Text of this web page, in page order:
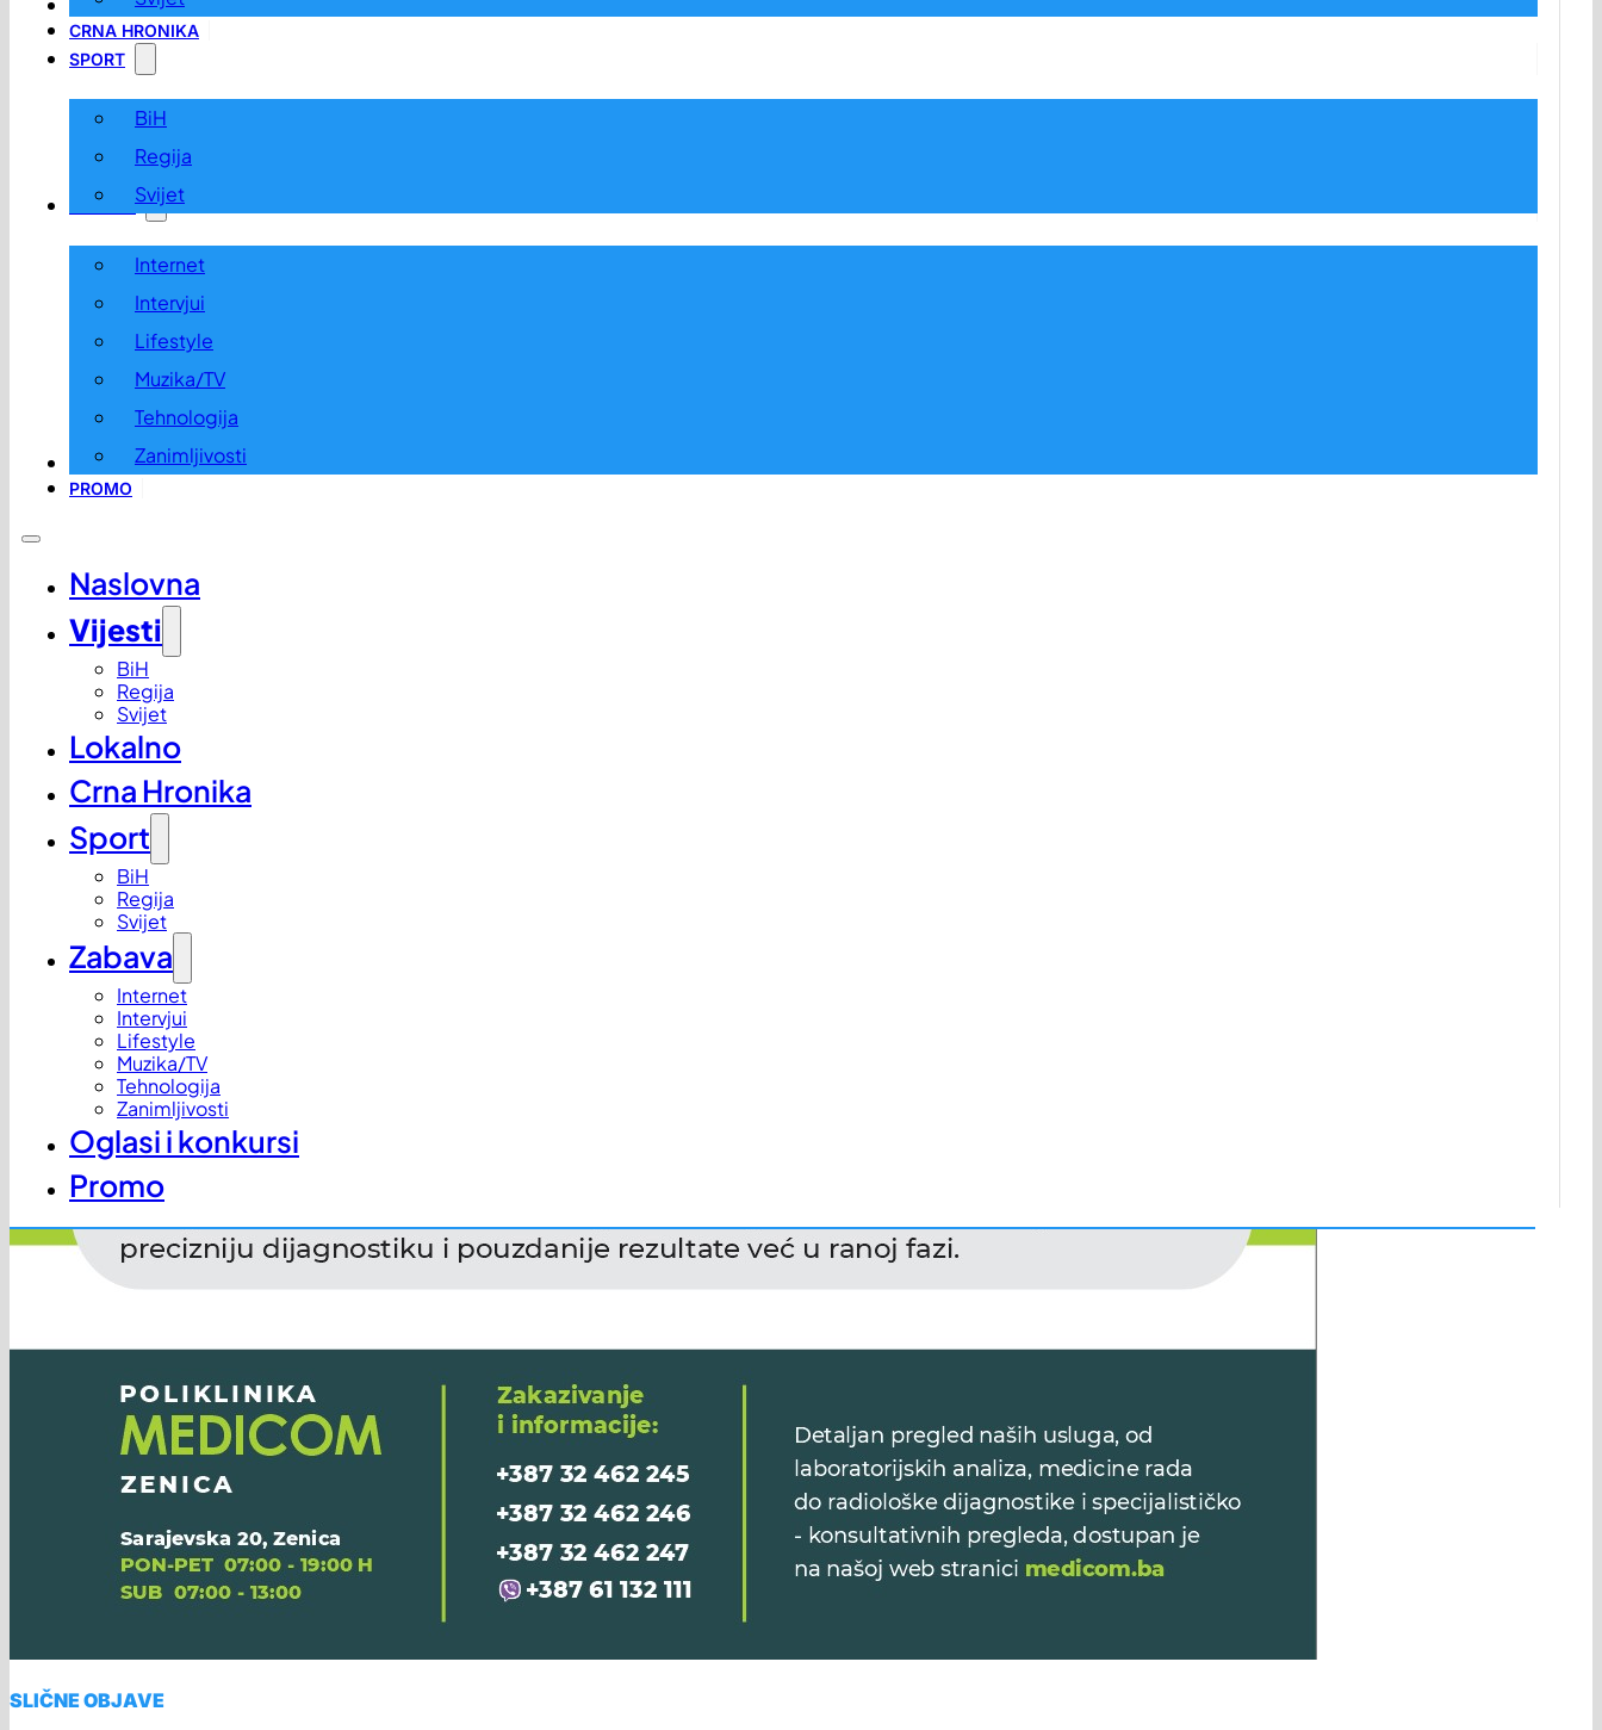
LOKALNO
CRNA HRONIKA
SPORT
BiH
Regija
Svijet
ZABAVA
Internet
Intervjui
Lifestyle
Muzika/TV
Tehnologija
Zanimljivosti
OGLASI I KONKURSI
PROMO
Naslovna
Vijesti
BiH
Regija
Svijet
Lokalno
Crna Hronika
Sport
BiH
Regija
Svijet
Zabava
Internet
Intervjui
Lifestyle
Muzika/TV
Tehnologija
Zanimljivosti
Oglasi i konkursi
Promo
SLIČNE OBJAVE